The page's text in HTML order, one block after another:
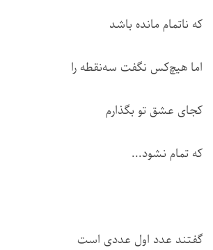
که ناتمام مانده باشد
اما هیچ‌کس نگفت سه‌نقطه را
کجای عشق تو بگذارم
که تمام نشود...
گفتند عدد اول عددی است